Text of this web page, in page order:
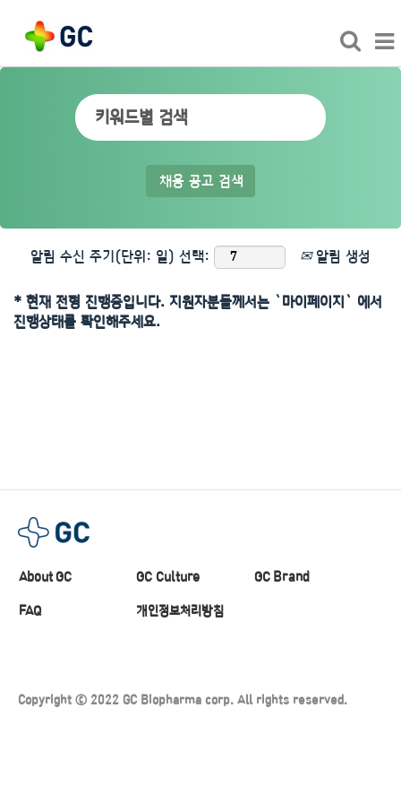
알림 수신 주기(단위: 일) 선택: 알림 생성
* 현재 전형 진행중입니다. 지원자분들께서는 `마이페이지` 에서
진행상태를 확인해주세요.
About GC GC Culture GC Brand
FAQ 개인정보처리방침
Copyright ⓒ 2022 GC Biopharma corp. All rights reserved.